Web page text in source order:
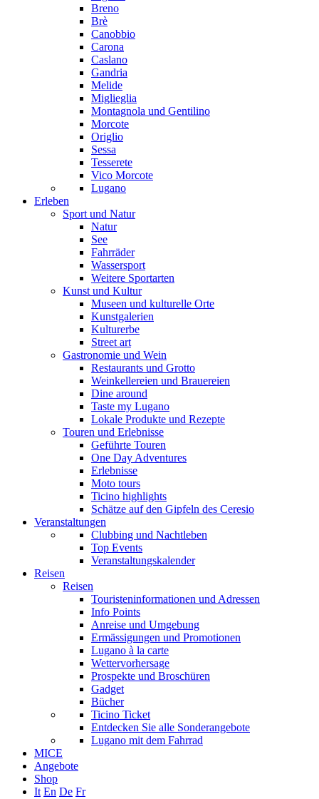
Breno
Brè
Canobbio
Carona
Caslano
Gandria
Melide
Miglieglia
Montagnola und Gentilino
Morcote
Origlio
Sessa
Tesserete
Vico Morcote
Lugano
Erleben
Sport und Natur
Natur
See
Fahrräder
Wassersport
Weitere Sportarten
Kunst und Kultur
Museen und kulturelle Orte
Kunstgalerien
Kulturerbe
Street art
Gastronomie und Wein
Restaurants und Grotto
Weinkellereien und Brauereien
Dine around
Taste my Lugano
Lokale Produkte und Rezepte
Touren und Erlebnisse
Geführte Touren
One Day Adventures
Erlebnisse
Moto tours
Ticino highlights
Schätze auf den Gipfeln des Ceresio
Veranstaltungen
Clubbing und Nachtleben
Top Events
Veranstaltungskalender
Reisen
Reisen
Touristeninformationen und Adressen
Info Points
Anreise und Umgebung
Ermässigungen und Promotionen
Lugano à la carte
Wettervorhersage
Prospekte und Broschüren
Gadget
Bücher
Ticino Ticket
Entdecken Sie alle Sonderangebote
Lugano mit dem Fahrrad
MICE
Angebote
Shop
It En De Fr